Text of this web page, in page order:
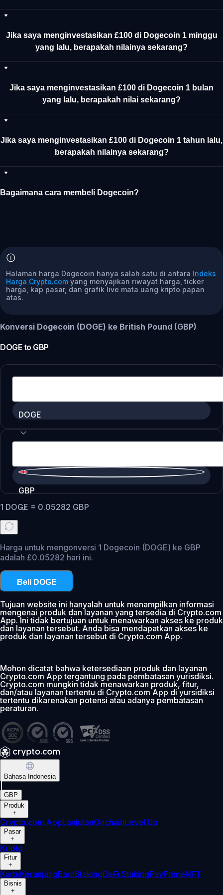
Jika saya menginvestasikan £100 di Dogecoin 1 minggu
yang lalu, berapakah nilainya sekarang?
Jika saya menginvestasikan £100 di Dogecoin 1 bulan
yang lalu, berapakah nilai sekarang?
Jika saya menginvestasikan £100 di Dogecoin 1 tahun lalu,
berapakah nilainya sekarang?
Bagaimana cara membeli Dogecoin?
Halaman harga Dogecoin hanya salah satu di antara Indeks
Harga Crypto.com yang menyajikan riwayat harga, ticker
harga, kap pasar, dan grafik live mata uang kripto papan
atas.
Konversi Dogecoin (DOGE) ke British Pound (GBP)
DOGEto GBP
DOGE
GBP
1 DOGE = 0.05282 GBP
Harga untuk mengonversi 1 Dogecoin (DOGE) ke GBP
adalah £0.05282 hari ini.
Beli DOGE
Tujuan website ini hanyalah untuk menampilkan informasi
mengenai produk dan layanan yang tersedia di Crypto.com
App. Ini tidak bertujuan untuk menawarkan akses ke produk
dan layanan tersebut. Anda bisa mendapatkan akses ke
produk dan layanan tersebut di Crypto.com App.
Mohon dicatat bahwa ketersediaan produk dan layanan
Crypto.com App tergantung pada pembatasan yurisdiksi.
Crypto.com mungkin tidak menawarkan produk, fitur,
dan/atau layanan tertentu di Crypto.com App di yursidiksi
tertentu dikarenakan potensi atau adanya pembatasan
peraturan.
Bahasa Indonesia
GBP
Produk
+
Crypto.com AppLanjutanOnchainLevel Up
Pasar
+
Kripto
Fitur
+
KartuKeranjangEarnStakingDeFi StakingPayPrimeNFT
Bisnis
+